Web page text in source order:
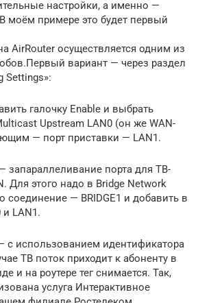
настройки, а именно —
моём примере это будет первый
AirRouter осуществляется одним из
вариант — через раздел
Settings»:
галочку Enable и выбрать
Upstream LAN0 (он же WAN-
— порт приставки — LAN1.
запараллеливание порта для ТВ-
Для этого надо в Bridge Network
соединение — BRIDGE1 и добавить в
и LAN1.
с использованием идентификатора
ТВ поток приходит к абоненту в
и на роутере тег снимается. Так,
услуга Интерактивное